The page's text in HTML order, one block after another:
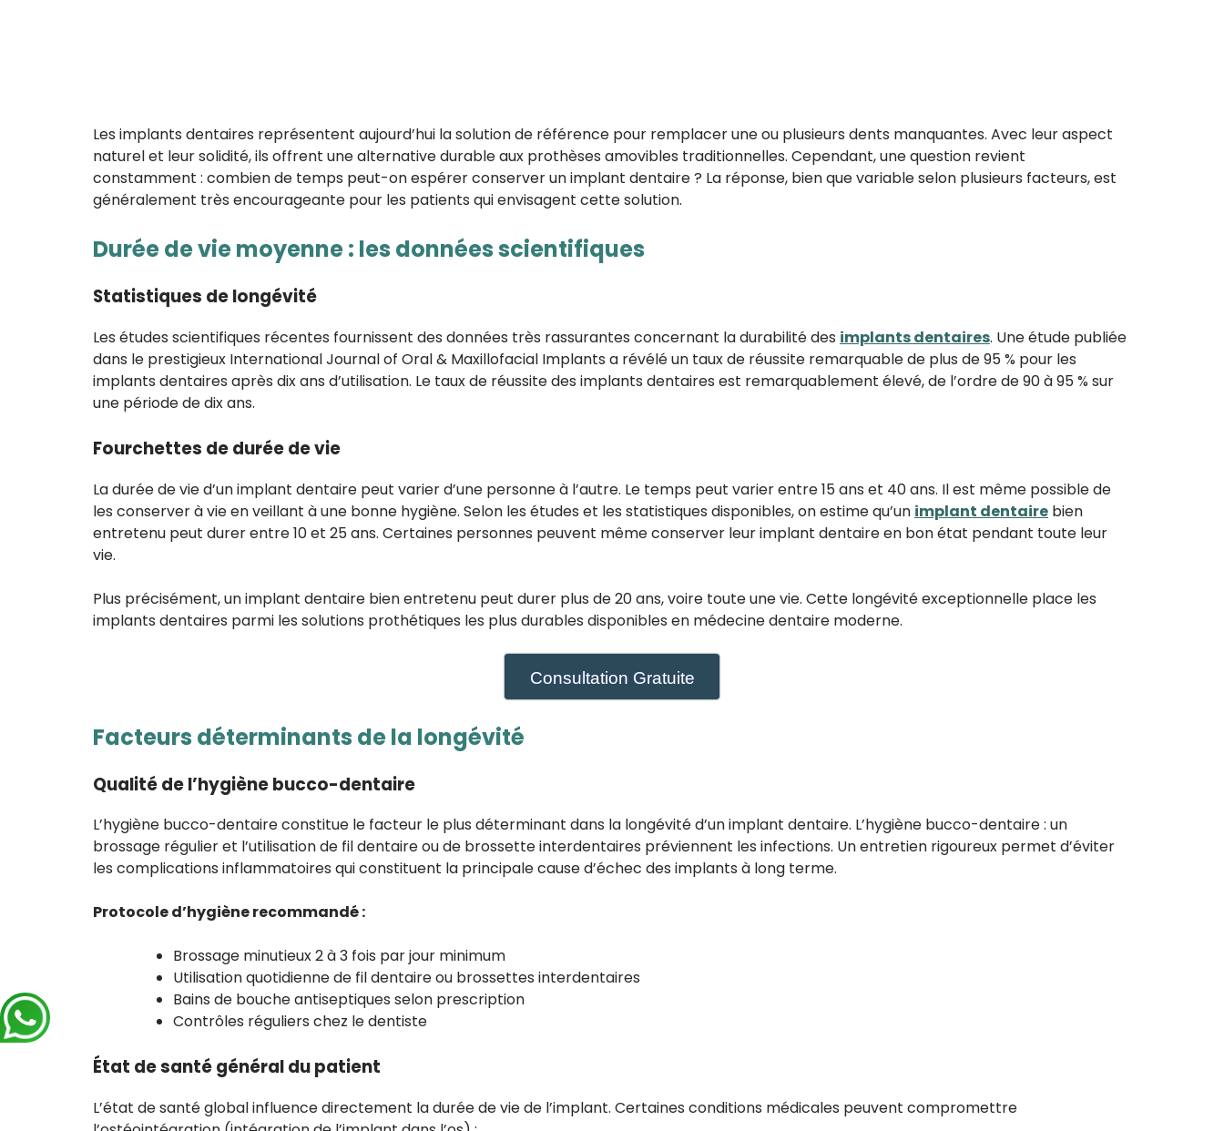
Les implants dentaires représentent aujourd’hui la solution de référence pour remplacer une ou plusieurs dents manquantes. Avec leur aspect
naturel et leur solidité, ils offrent une alternative durable aux prothèses amovibles traditionnelles. Cependant, une question revient
constamment : combien de temps peut-on espérer conserver un implant dentaire ? La réponse, bien que variable selon plusieurs facteurs, est
généralement très encourageante pour les patients qui envisagent cette solution.
Durée de vie moyenne : les données scientifiques
Statistiques de longévité
Les études scientifiques récentes fournissent des données très rassurantes concernant la durabilité des implants dentaires. Une étude publiée
dans le prestigieux International Journal of Oral & Maxillofacial Implants a révélé un taux de réussite remarquable de plus de 95 % pour les
implants dentaires après dix ans d’utilisation. Le taux de réussite des implants dentaires est remarquablement élevé, de l’ordre de 90 à 95 % sur
une période de dix ans.
Fourchettes de durée de vie
La durée de vie d’un implant dentaire peut varier d’une personne à l’autre. Le temps peut varier entre 15 ans et 40 ans. Il est même possible de
les conserver à vie en veillant à une bonne hygiène. Selon les études et les statistiques disponibles, on estime qu’un implant dentaire bien
entretenu peut durer entre 10 et 25 ans. Certaines personnes peuvent même conserver leur implant dentaire en bon état pendant toute leur
vie.
Plus précisément, un implant dentaire bien entretenu peut durer plus de 20 ans, voire toute une vie. Cette longévité exceptionnelle place les
implants dentaires parmi les solutions prothétiques les plus durables disponibles en médecine dentaire moderne.
Consultation Gratuite
Facteurs déterminants de la longévité
Qualité de l’hygiène bucco-dentaire
L’hygiène bucco-dentaire constitue le facteur le plus déterminant dans la longévité d’un implant dentaire. L’hygiène bucco-dentaire : un
brossage régulier et l’utilisation de fil dentaire ou de brossette interdentaires préviennent les infections. Un entretien rigoureux permet d’éviter
les complications inflammatoires qui constituent la principale cause d’échec des implants à long terme.
Protocole d’hygiène recommandé :
Brossage minutieux 2 à 3 fois par jour minimum
Utilisation quotidienne de fil dentaire ou brossettes interdentaires
Bains de bouche antiseptiques selon prescription
Contrôles réguliers chez le dentiste
État de santé général du patient
L’état de santé global influence directement la durée de vie de l’implant. Certaines conditions médicales peuvent compromettre